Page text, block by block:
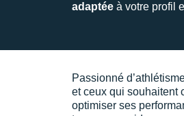
adaptée à votre profil
Passionné
et ceux qui souhaitent
optimiser ses